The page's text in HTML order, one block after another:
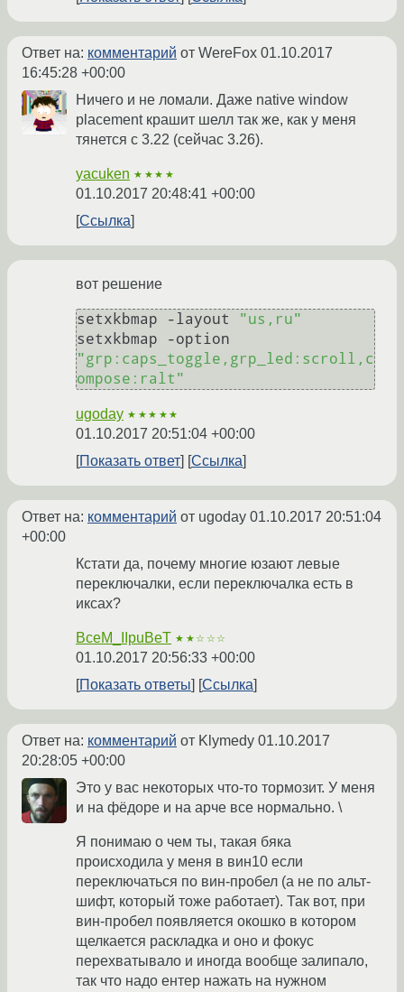
Ответ на: комментарий от WereFox 01.10.2017
16:45:28 +00:00
Ничего и не ломали. Даже native window
placement крашит шелл так же, как у меня
тянется с 3.22 (сейчас 3.26).
yacuken ★★★★
01.10.2017 20:48:41 +00:00
Ссылка
вот решение
setxkbmap -layout
"us,ru"
"grp:caps_toggle,grp_led:scroll,c
ompose:ralt"
ugoday ★★★★★
01.10.2017 20:51:04 +00:00
Показать ответ
Ссылка
Ответ на: комментарий от ugoday 01.10.2017 20:51:04
+00:00
Кстати да, почему многие юзают левые
переключалки, если переключалка есть в
иксах?
BceM_IIpuBeT ★★☆☆☆
01.10.2017 20:56:33 +00:00
Показать ответы
Ссылка
Ответ на: комментарий от Klymedy 01.10.2017
20:28:05 +00:00
Это у вас некоторых что-то тормозит. У меня
и на фёдоре и на арче все нормально. \
Я понимаю о чем ты, такая бяка
происходила у меня в вин10 если
переключаться по вин-пробел (а не по альт-
шифт, который тоже работает). Так вот, при
вин-пробел появляется окошко в котором
щелкается раскладка и оно и фокус
перехватывало и иногда вообще залипало,
так что надо ентер нажать на нужном